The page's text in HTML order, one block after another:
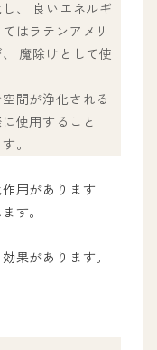
、 良いエネルギ
はラテンアメリ
魔除けとして使
間が浄化される
使用すること
。
用があります
す。
果があります。